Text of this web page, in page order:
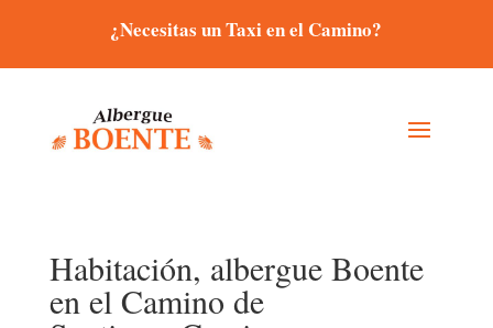
¿Necesitas un Taxi en el Camino?
Habitación, albergue Boente
en el Camino de